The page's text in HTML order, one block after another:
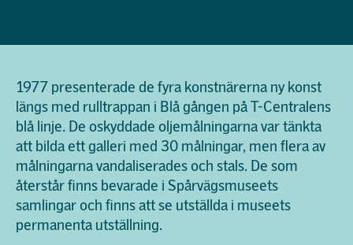
1977 presenterade de fyra konstnärerna ny konst
längs med rulltrappan i Blå gången på T-Centralens
blå linje. De oskyddade oljemålningarna var tänkta
att bilda ett galleri med 30 målningar, men flera av
målningarna vandaliserades och stals. De som
återstår finns bevarade i Spårvägsmuseets
samlingar och finns att se utställda i museets
permanenta utställning.